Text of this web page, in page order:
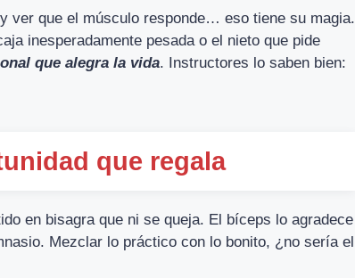
ver que el músculo responde… eso tiene su magia.
inesperadamente pesada o el nieto que pide
que alegra la vida. Instructores lo saben bien:
que regala
en bisagra que ni se queja. El bíceps lo agradece
Mezclar lo práctico con lo bonito, ¿no sería el